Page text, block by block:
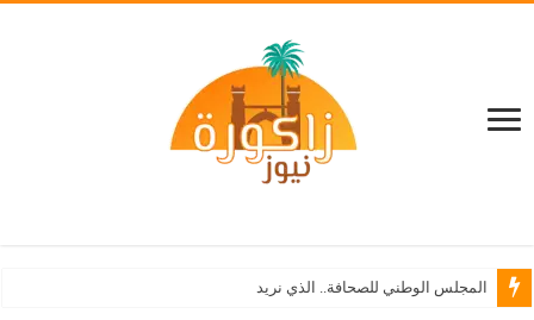
المجلس الوطني للصحافة.. الذي نريد